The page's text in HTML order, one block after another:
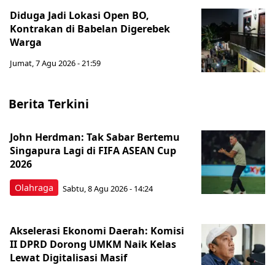
Diduga Jadi Lokasi Open BO,
Kontrakan di Babelan Digerebek
Warga
Jumat, 7 Agu 2026 - 21:59
Berita Terkini
Olahraga
John Herdman: Tak Sabar Bertemu
Singapura Lagi di FIFA ASEAN Cup
2026
Sabtu, 8 Agu 2026 - 14:24
Akselerasi Ekonomi Daerah: Komisi
II DPRD Dorong UMKM Naik Kelas
Lewat Digitalisasi Masif